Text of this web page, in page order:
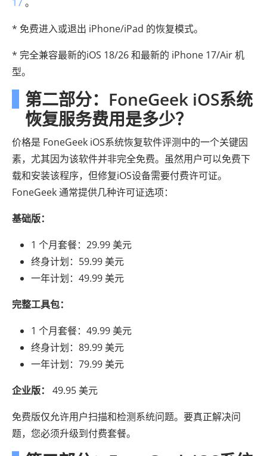
* 免费进入或退出 iPhone/iPad 的恢复模式。
* 完全兼容最新的iOS 18/26 和最新的 iPhone 17/Air 机
型。
第二部分：FoneGeek iOS系统
恢复服务费用是多少？
价格是 FoneGeek iOS系统恢复软件评测中的一个关键因
素，尤其因为该软件并非完全免费。虽然用户可以免费下
载和安装该程序，但修复iOS设备需要付费许可证。
FoneGeek 通常提供几种许可证选项：
基础版：
1 个月套餐：29.99 美元
终身计划：59.99 美元
一年计划：49.99 美元
完整工具包：
1 个月套餐：49.99 美元
终身计划：89.99 美元
一年计划：79.99 美元
企业版：
49.95 美元
免费版仅允许用户扫描和检测系统问题。要真正解决问
题，您必须升级到付费套餐。